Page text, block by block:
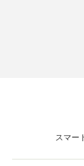
スマー